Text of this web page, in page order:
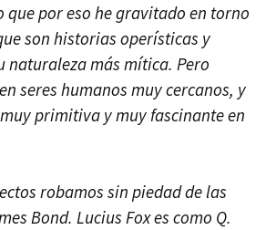
que por eso he gravitado en torno
son historias operísticas y
naturaleza más mítica. Pero
seres humanos muy cercanos, y
primitiva y muy fascinante en
robamos sin piedad de las
Bond. Lucius Fox es como Q.